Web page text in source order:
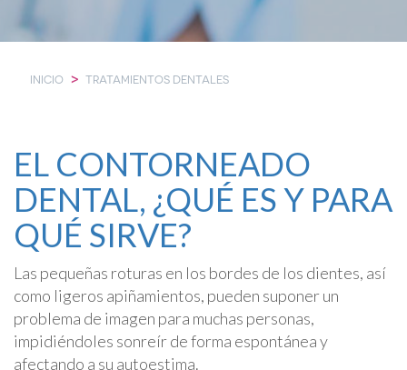
INICIO > TRATAMIENTOS DENTALES
EL CONTORNEADO
DENTAL, ¿QUÉ ES Y PARA
QUÉ SIRVE?
Las pequeñas roturas en los bordes de los dientes, así
como ligeros apiñamientos, pueden suponer un
problema de imagen para muchas personas,
impidiéndoles sonreír de forma espontánea y
afectando a su autoestima.